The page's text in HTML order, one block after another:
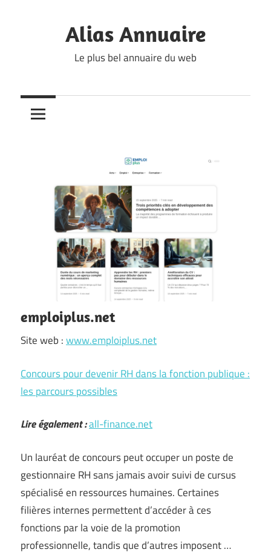
Alias Annuaire
Le plus bel annuaire du web
emploiplus.net
Site web :www.emploiplus.net
Concours pour devenir RH dans la fonction publique :
les parcours possibles
Lire également :all-finance.net
Un lauréat de concours peut occuper un poste de
gestionnaire RH sans jamais avoir suivi de cursus
spécialisé en ressources humaines. Certaines
filières internes permettent d’accéder à ces
fonctions par la voie de la promotion
professionnelle, tandis que d’autres imposent …